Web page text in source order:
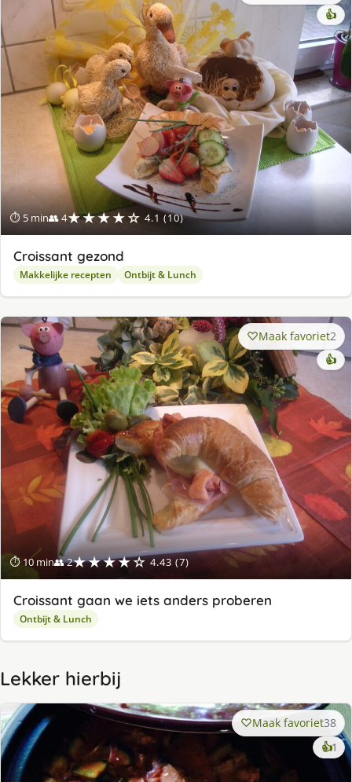
⏱ 5 min👥 4★★★★☆ 4.1 (10)
👍
Croissant gezond
Makkelijke recepten Ontbijt & Lunch
⏱ 10 min👥 2★★★★☆ 4.43 (7)
Maak favoriet2
👍
Croissant gaan we iets anders proberen
Ontbijt & Lunch
Lekker hierbij
Maak favoriet38
👍1